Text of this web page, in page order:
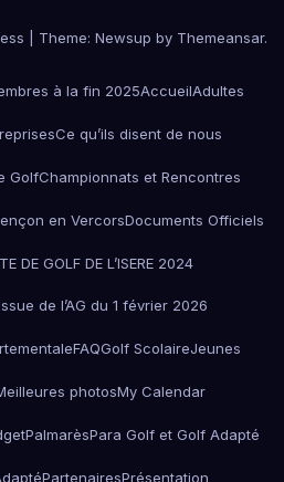
Theme: Newsup by Themeansar.
à la fin 2025AccueilAdultes
Ce qu’ils disent de nous
GolfChampionnats et Rencontres
en VercorsDocuments Officiels
DE GOLF DE L’ISERE 2024
de l’AG du 1 février 2026
FAQGolf ScolaireJeunes
photosMy Calendar
PalmarèsPara Golf et Golf Adapté
PartenairesPrésentation